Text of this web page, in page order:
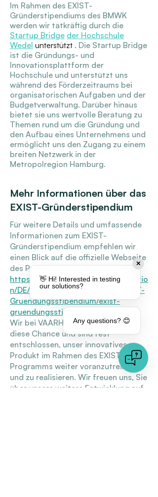
Im Rahmen des EXIST-
Gründerstipendiums des BMWK
werden wir tatkräftig durch die
Startup Bridge der Hochschule
Wedel unterstützt . Die Startup Bridge
ist die Gründungs- und
Innovationsplattform der
Hochschule und unterstützt uns
während des Förderzeitraums bei
organisatorischen Aufgaben und der
Budgetverwaltung. Darüber hinaus
bietet sie uns wertvolle Beratung zu
Themen rund um die Gründung und
den Aufbau eines Unternehmens und
ermöglicht uns den Zugang zu einem
breiten Netzwerk in der
Metropolregion Hamburg.
Mehr Informationen über das
EXIST-Gründerstipendium
Für weitere Details und umfassende
Informationen zum EXIST-
Gründerstipendium empfehlen wir
einen Blick auf die offizielle Webseite
des Programms:
https://www.exist.de/EXIST/Navigatio
n/DE/Gruendungsfoerderung/EXIST-
Gruendungsstipendium/exist-
gruendungsstipendium.html
Wir bei VAARHAFT freuen uns über
diese Chance und sind fest
entschlossen, unser innovatives
Produkt im Rahmen des EXIST-
Programms weiter voranzutreiben
und zu realisieren. Wir freuen uns, Sie
über unsere weitere Entwicklung auf
✕
👋 Hi! Interested in testing
our solutions?
Any questions? 😊